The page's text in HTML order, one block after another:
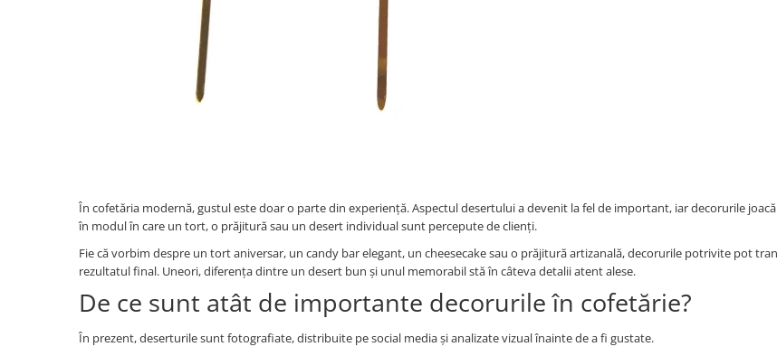
În cofetăria modernă, gustul este doar o parte din experiență. Aspectul desertului a devenit la fel de important, iar decorurile
în modul în care un tort, o prăjitură sau un desert individual sunt percepute de clienți.
Fie că vorbim despre un tort aniversar, un candy bar elegant, un cheesecake sau o prăjitură artizanală, decorurile potrivite pot
rezultatul final. Uneori, diferența dintre un desert bun și unul memorabil stă în câteva detalii atent alese.
De ce sunt atât de importante decorurile în cofetărie?
În prezent, deserturile sunt fotografiate, distribuite pe social media și analizate vizual înainte de a fi gustate.